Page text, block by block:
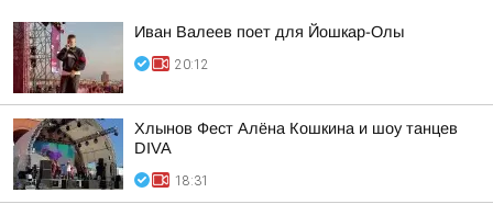
Иван Валеев поет для Йошкар-Олы
20:12
Хлынов Фест Алёна Кошкина и шоу танцев
DIVA
18:31